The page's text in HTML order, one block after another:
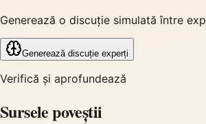
Generează o discuție simulată între
Generează discuție experți
Verifică și aprofundează
Sursele poveștii